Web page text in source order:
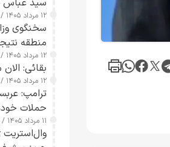
سید عباس
۱۲ مرداد ۱۴۰۵ / ۱۲:۱۲
سخنگوی
منطقه
۱۲ مرداد ۱۴۰۵ / ۱۱:۴۱
بقائی: الان
۱۲ مرداد ۱۴۰۵ / ۰۸:۱۷
ترامپ:
حملات
۱۱ مرداد ۱۴۰۵ / ۱۹:۰۴
وال‌استریت